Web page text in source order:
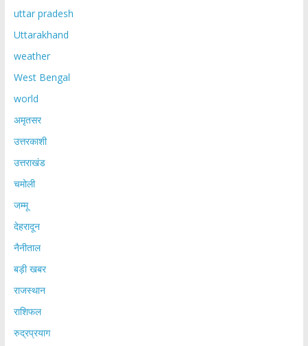
uttar pradesh
Uttarakhand
weather
West Bengal
world
अमृतसर
उत्तरकाशी
उत्तराखंड
चमोली
जम्मू
देहरादून
नैनीताल
बड़ी खबर
राजस्थान
राशिफल
रुद्रप्रयाग